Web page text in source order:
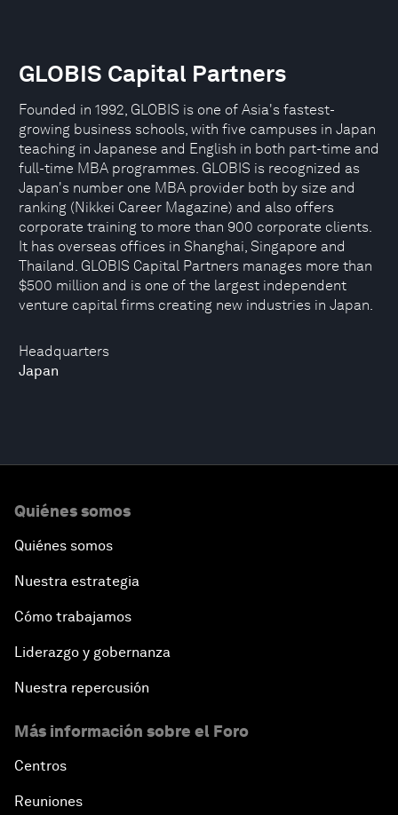
Headquarters
Japan
GLOBIS Capital Partners
Founded in 1992, GLOBIS is one of Asia's fastest-
growing business schools, with five campuses in Japan
teaching in Japanese and English in both part-time and
full-time MBA programmes. GLOBIS is recognized as
Japan's number one MBA provider both by size and
ranking (Nikkei Career Magazine) and also offers
corporate training to more than 900 corporate clients.
It has overseas offices in Shanghai, Singapore and
Thailand. GLOBIS Capital Partners manages more than
$500 million and is one of the largest independent
venture capital firms creating new industries in Japan.
Quiénes somos
Quiénes somos
Nuestra estrategia
Cómo trabajamos
Liderazgo y gobernanza
Nuestra repercusión
Más información sobre el Foro
Centros
Reuniones